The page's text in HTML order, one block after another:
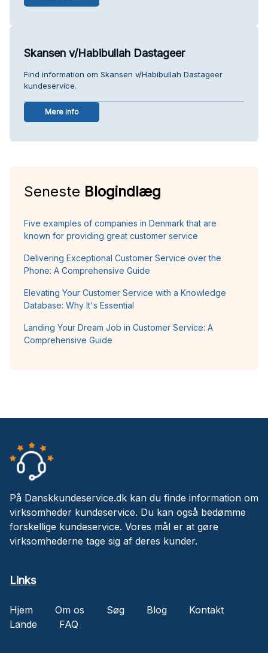
Skansen v/Habibullah Dastageer
Find information om Skansen v/Habibullah Dastageer
kundeservice.
Mere info
Seneste Blogindlæg
Five examples of companies in Denmark that are
known for providing great customer service
Delivering Exceptional Customer Service over the
Phone: A Comprehensive Guide
Elevating Your Customer Service with a Knowledge
Database: Why It's Essential
Landing Your Dream Job in Customer Service: A
Comprehensive Guide
På Danskkundeservice.dk kan du finde information om
virksomheder kundeservice. Du kan også bedømme
forskellige kundeservice. Vores mål er at gøre
virksomhederne tage sig af deres kunder.
Links
Hjem Om os Søg Blog
Kontakt
Lande
FAQ